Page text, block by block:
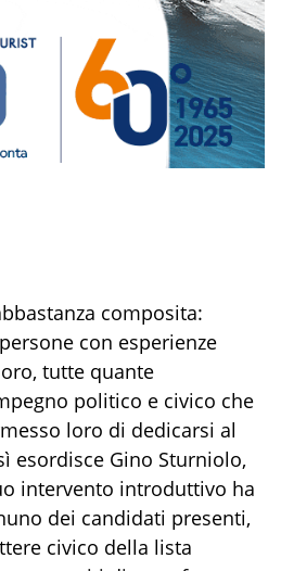
composita:
con esperienze
tutte quante
politico e civico che
loro di dedicarsi al
esordisce Gino Sturniolo,
intervento introduttivo ha
dei candidati presenti,
civico della lista